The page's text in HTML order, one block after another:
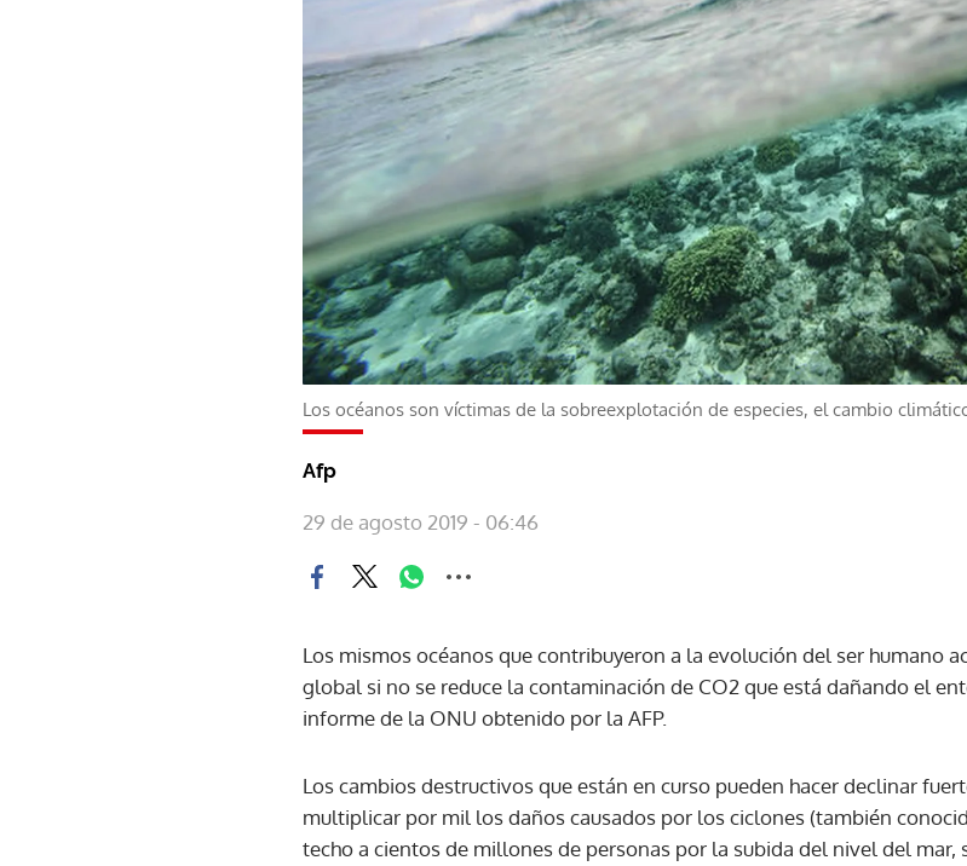
Los océanos son víctimas de la sobreexplotación de especies, el cambio
Afp
29 de agosto 2019 - 06:46
Los mismos océanos que contribuyeron a la evolución del ser humano
global si no se reduce la contaminación de CO2 que está dañando el
informe de la ONU obtenido por la AFP.
Los cambios destructivos que están en curso pueden hacer declinar
multiplicar por mil los daños causados por los ciclones (también
techo a cientos de millones de personas por la subida del nivel del